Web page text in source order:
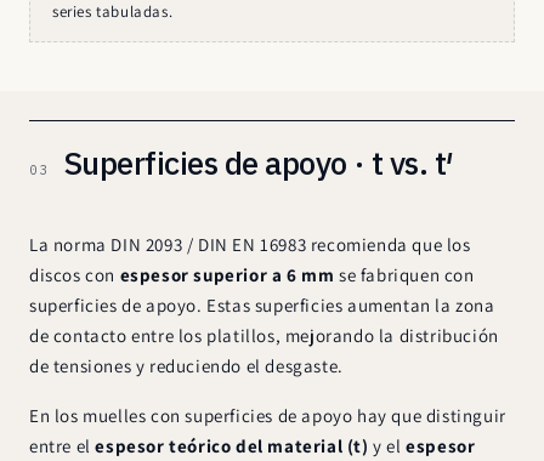
series tabuladas.
03 Superficies de apoyo · t vs. t′
La norma DIN 2093 / DIN EN 16983 recomienda que los
discos con espesor superior a 6 mm se fabriquen con
superficies de apoyo. Estas superficies aumentan la zona
de contacto entre los platillos, mejorando la distribución
de tensiones y reduciendo el desgaste.
En los muelles con superficies de apoyo hay que distinguir
entre elespesor teórico del material (t) y elespesor